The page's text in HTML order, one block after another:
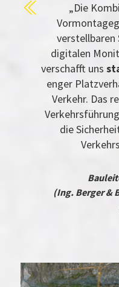
„Die
verstellbaren
digitalen
verschafft uns
enger
Verkehr. Das
die
(Ing. Berger &